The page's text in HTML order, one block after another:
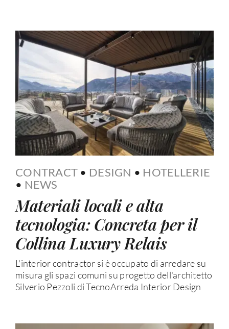
CONTRACT • DESIGN • HOTELLERIE
• NEWS
Materiali locali e alta
tecnologia: Concreta per il
Collina Luxury Relais
L'interior contractor si è occupato di arredare su
misura gli spazi comuni su progetto dell'architetto
Silverio Pezzoli di TecnoArreda Interior Design